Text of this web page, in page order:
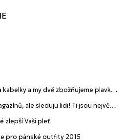
a my dvě zbožňujeme plavky“
ale sleduju lidi! Ti jsou největší
zlepší Vaši pleť
pro pánské outfity 2015